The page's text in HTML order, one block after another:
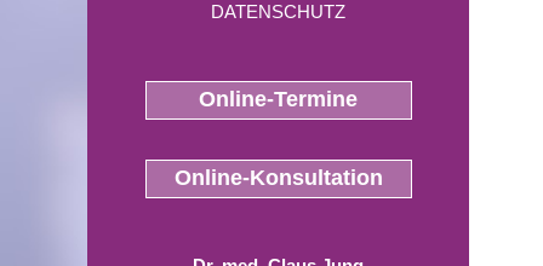
DATENSCHUTZ
Online-Termine
Online-Konsultation